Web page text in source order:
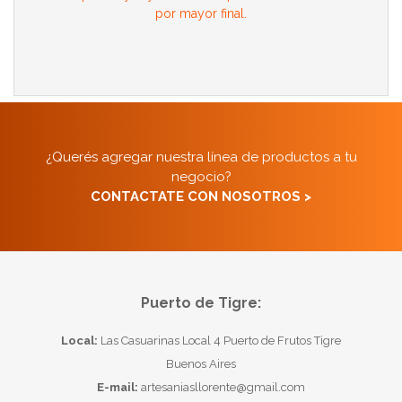
por mayor final.
¿Querés agregar nuestra línea de productos a tu
negocio?
CONTACTATE CON NOSOTROS >
Puerto de Tigre:
Local: Las Casuarinas Local 4 Puerto de Frutos Tigre
Buenos Aires
E-mail: artesaniasllorente@gmail.com